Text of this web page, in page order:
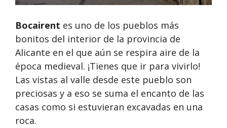
Bocairent es uno de los pueblos más
bonitos del interior de la provincia de
Alicante en el que aún se respira aire de la
época medieval. ¡Tienes que ir para vivirlo!
Las vistas al valle desde este pueblo son
preciosas y a eso se suma el encanto de las
casas como si estuvieran excavadas en una
roca.